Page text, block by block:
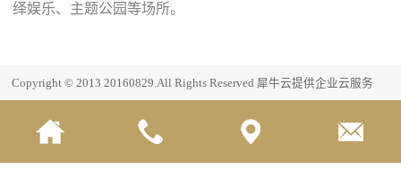
绎娱乐、主题公园等场所。
Copyright © 2013 20160829.All Rights Reserved 犀牛云提供企业云服务